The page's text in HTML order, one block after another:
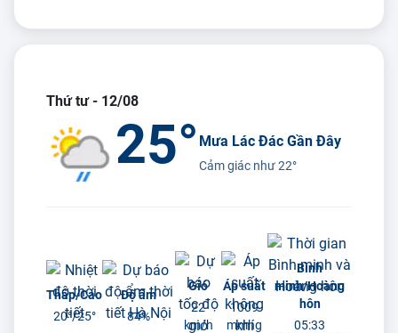
Thứ tư - 12/08
25° Mưa Lác Đác Gần Đây
Cảm giác như22°
Thấp/Cao
20°/25°
Độ ẩm
84%
Gió
22
km/h
Áp suất
1009
mmhg
Bình
minh/Hoàng
hôn
05:33